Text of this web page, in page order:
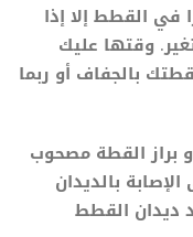
القطط إلا إذا
وقتها عليك
بالجفاف أو ربما
براز القطة مصحوب
بالديدان
ديدان القطط